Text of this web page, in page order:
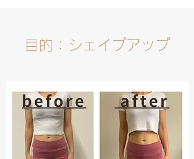
目的：シェイプアップ